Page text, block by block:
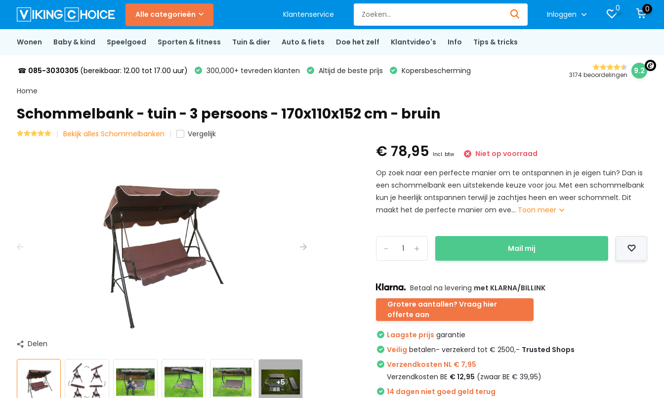
Alle categorieën Klantenservice Inloggen
0 0
Wonen Baby & kind Speelgoed Sporten & fitness Tuin & dier Auto & fiets Doe het zelf Klantvideo's Info Tips & tricks
☎ 085-3030305 (bereikbaar: 12.00 tot 17.00 uur) 300,000+ tevreden klanten Altijd de beste prijs Kopersbescherming 3174 beoordelingen 9.2
Home
Schommelbank - tuin - 3 persoons - 170x110x152 cm - bruin
Bekijk alles Schommelbanken Vergelijk
Delen
+5
€ 78,95 Incl. btw
Niet op voorraad
Op zoek naar een perfecte manier om te ontspannen in je eigen tuin? Dan is
een schommelbank een uitstekende keuze voor jou. Met een schommelbank
kun je heerlijk ontspannen terwijl je zachtjes heen en weer schommelt. Dit
maakt het de perfecte manier om eve... Toon meer
+
- Mail mij
Betaal na levering met KLARNA/BILLINK
Grotere aantallen? Vraag hier
offerte aan
Laagste prijs garantie
Veilig betalen- verzekerd tot € 2500,- Trusted Shops
Verzendkosten NL € 7,95
Verzendkosten BE € 12,95 (zwaar BE € 39,95)
14 dagen niet goed geld terug